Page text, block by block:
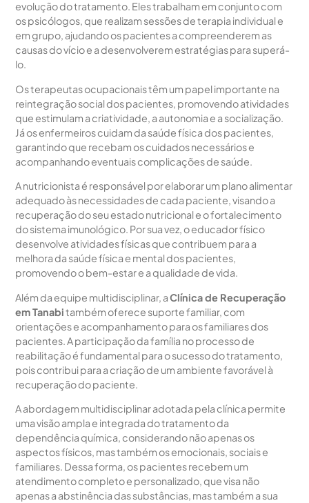
evolução do tratamento. Eles trabalham em conjunto com
os psicólogos, que realizam sessões de terapia individual e
em grupo, ajudando os pacientes a compreenderem as
causas do vício e a desenvolverem estratégias para superá-
lo.
Os terapeutas ocupacionais têm um papel importante na
reintegração social dos pacientes, promovendo atividades
que estimulam a criatividade, a autonomia e a socialização.
Já os enfermeiros cuidam da saúde física dos pacientes,
garantindo que recebam os cuidados necessários e
acompanhando eventuais complicações de saúde.
A nutricionista é responsável por elaborar um plano alimentar
adequado às necessidades de cada paciente, visando a
recuperação do seu estado nutricional e o fortalecimento
do sistema imunológico. Por sua vez, o educador físico
desenvolve atividades físicas que contribuem para a
melhora da saúde física e mental dos pacientes,
promovendo o bem-estar e a qualidade de vida.
Além da equipe multidisciplinar, aClínica de Recuperação
em Tanabitambém oferece suporte familiar, com
orientações e acompanhamento para os familiares dos
pacientes. A participação da família no processo de
reabilitação é fundamental para o sucesso do tratamento,
pois contribui para a criação de um ambiente favorável à
recuperação do paciente.
A abordagem multidisciplinar adotada pela clínica permite
uma visão ampla e integrada do tratamento da
dependência química, considerando não apenas os
aspectos físicos, mas também os emocionais, sociais e
familiares. Dessa forma, os pacientes recebem um
atendimento completo e personalizado, que visa não
apenas a abstinência das substâncias, mas também a sua